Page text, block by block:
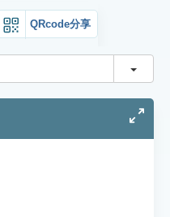
QRcode分享
切換